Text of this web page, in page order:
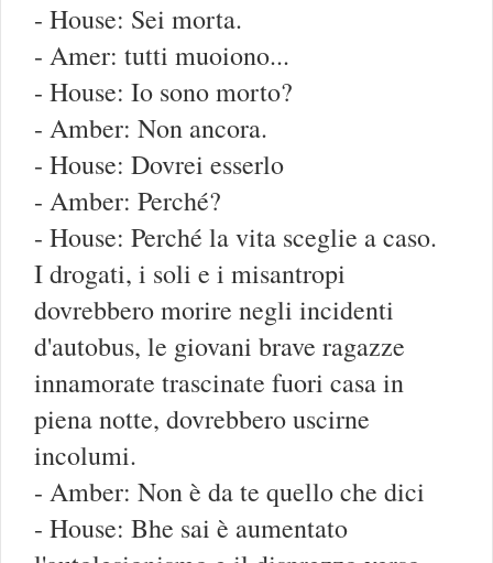
- House: Sei morta.
- Amer: tutti muoiono...
- House: Io sono morto?
- Amber: Non ancora.
- House: Dovrei esserlo
- Amber: Perché?
- House: Perché la vita sceglie a caso.
I drogati, i soli e i misantropi
dovrebbero morire negli incidenti
d'autobus, le giovani brave ragazze
innamorate trascinate fuori casa in
piena notte, dovrebbero uscirne
incolumi.
- Amber: Non è da te quello che dici
- House: Bhe sai è aumentato